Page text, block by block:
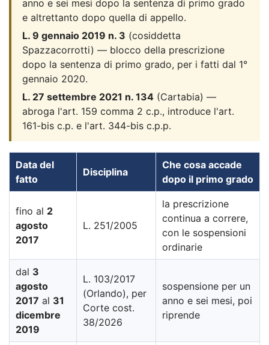
anno e sei mesi dopo la sentenza di primo grado
e altrettanto dopo quella di appello.
L. 9 gennaio 2019 n. 3 (cosiddetta
Spazzacorrotti) — blocco della prescrizione
dopo la sentenza di primo grado, per i fatti dal 1°
gennaio 2020.
L. 27 settembre 2021 n. 134 (Cartabia) —
abroga l'art. 159 comma 2 c.p., introduce l'art.
161-bis c.p. e l'art. 344-bis c.p.p.
Data del
fatto
Disciplina
Che cosa accade
dopo il primo grado
fino al 2
agosto
2017
L. 251/2005
la prescrizione
continua a correre,
con le sospensioni
ordinarie
dal 3
agosto
2017 al 31
dicembre
2019
L. 103/2017
(Orlando), per
Corte cost.
38/2026
sospensione per un
anno e sei mesi, poi
riprende